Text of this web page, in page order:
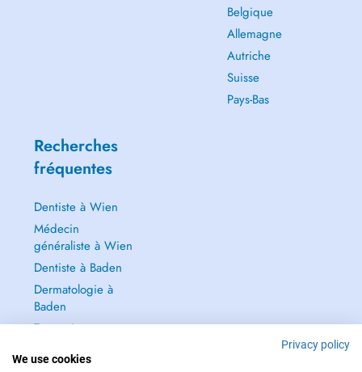
Belgique
Allemagne
Autriche
Suisse
Pays-Bas
Recherches
fréquentes
Dentiste à Wien
Médecin
généraliste à Wien
Dentiste à Baden
Dermatologie à
Baden
Tout voir →
Privacy policy
We use cookies